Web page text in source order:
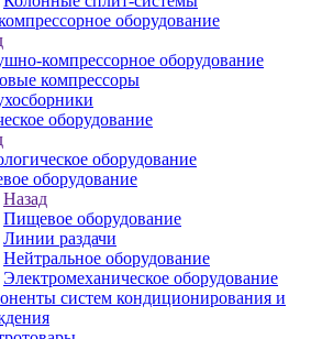
оборудование
компрессорное оборудование
компрессоры
оборудование
оборудование
оборудование
Назад
Пищевое оборудование
Линии раздачи
Нейтральное оборудование
Электромеханическое оборудование
систем кондиционирования и